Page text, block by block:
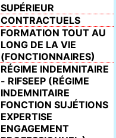
SUPÉRIEUR
CONTRACTUELS
FORMATION TOUT AU
LONG DE LA VIE
(FONCTIONNAIRES)
RÉGIME INDEMNITAIRE
- RIFSEEP (RÉGIME
INDEMNITAIRE
FONCTION SUJÉTIONS
EXPERTISE
ENGAGEMENT